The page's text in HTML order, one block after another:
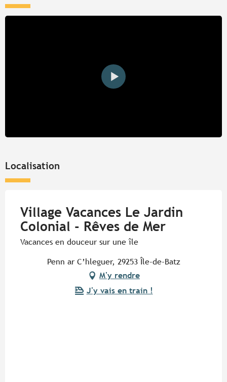
Localisation
Village Vacances Le Jardin
Colonial - Rêves de Mer
Vacances en douceur sur une île
Penn ar C’hleguer, 29253 Île-de-Batz
M'y rendre
J'y vais en train !